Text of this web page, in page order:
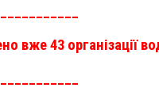
вже 43 організації